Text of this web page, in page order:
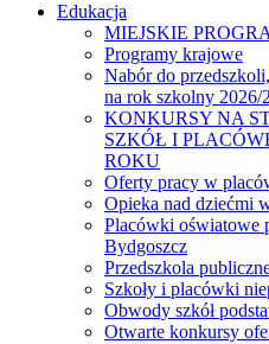
Edukacja
MIEJSKIE
Programy krajowe
Nabór do
na rok szkolny 2026/
KONKURSY NA
SZKÓŁ I
ROKU
Oferty pracy w
Opieka nad dziećmi
Placówki oświatowe
Bydgoszcz
Przedszkola
Szkoły i placówki
Obwody szkół
Otwarte konkursy